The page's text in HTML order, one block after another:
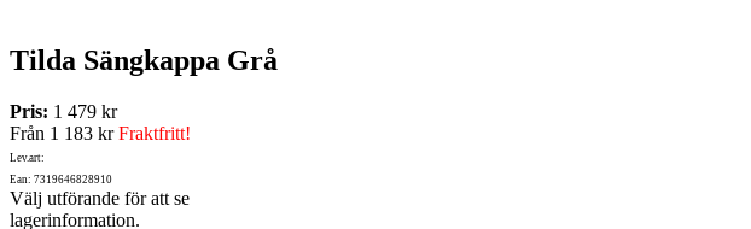
Tilda Sängkappa Grå
Pris: 1 479 kr
Från 1 183 krFraktfritt!
Lev.art:
Ean: 7319646828910
Välj utförande för att se
lagerinformation.